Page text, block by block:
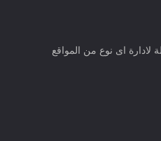
لادارة اى نوع من المواقع